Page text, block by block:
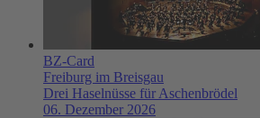
BZ-Card
Freiburg im Breisgau
Drei Haselnüsse für Aschenbrödel
06. Dezember 2026